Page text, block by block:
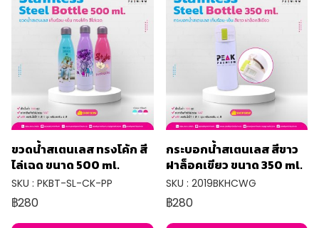
ขวดน้ำสเตนเลส ทรงโค้ก สี
ไล่เฉด ขนาด 500 ml.
SKU : PKBT-SL-CK-PP
฿280
กระบอกน้ำสเตนเลส สีขาว
ฝาล็อคเขียว ขนาด 350 ml.
SKU : 2019BKHCWG
฿280